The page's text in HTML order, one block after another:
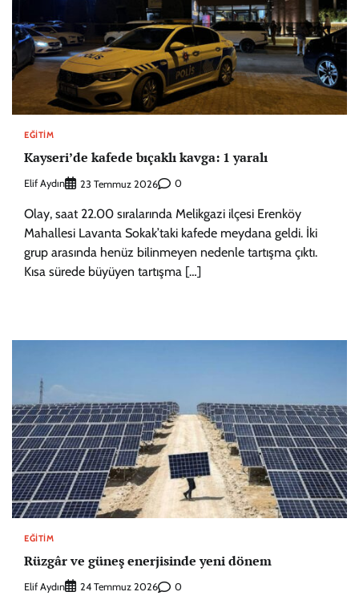
EĞITIM
Kayseri’de kafede bıçaklı kavga: 1 yaralı
Elif Aydın 23 Temmuz 2026 0
Olay, saat 22.00 sıralarında Melikgazi ilçesi Erenköy
Mahallesi Lavanta Sokak’taki kafede meydana geldi. İki
grup arasında henüz bilinmeyen nedenle tartışma çıktı.
Kısa sürede büyüyen tartışma […]
EĞITIM
Rüzgâr ve güneş enerjisinde yeni dönem
Elif Aydın 24 Temmuz 2026 0